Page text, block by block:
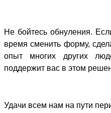
Не бойтесь обнуления.
время сменить форму,
опыт многих других
поддержит вас в этом
Удачи всем нам на пути